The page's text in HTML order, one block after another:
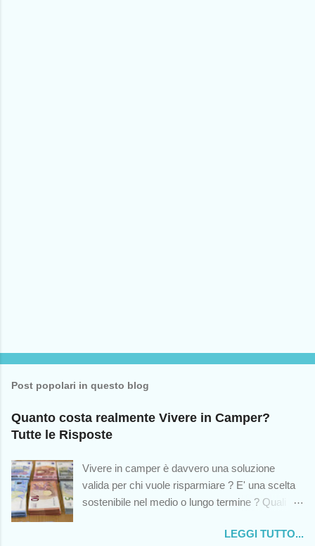
Post popolari in questo blog
Quanto costa realmente Vivere in Camper?
Tutte le Risposte
Vivere in camper è davvero una soluzione
valida per chi vuole risparmiare ? E' una scelta
sostenibile nel medio o lungo termine ? Quali
Queste sono solo alcuni dei dubbi che colgono -
LEGGI TUTTO...